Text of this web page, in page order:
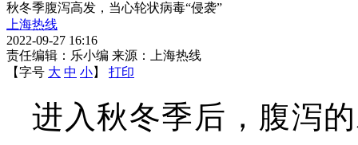
秋冬季腹泻高发，当心轮状病毒“侵袭”
上海热线
2022-09-27 16:16
责任编辑：乐小编 来源：上海热线
【字号 大 中 小】 打印
进入秋冬季后，腹泻